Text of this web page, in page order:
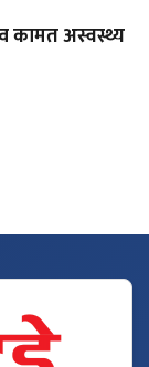
कामत अस्वस्थ्य